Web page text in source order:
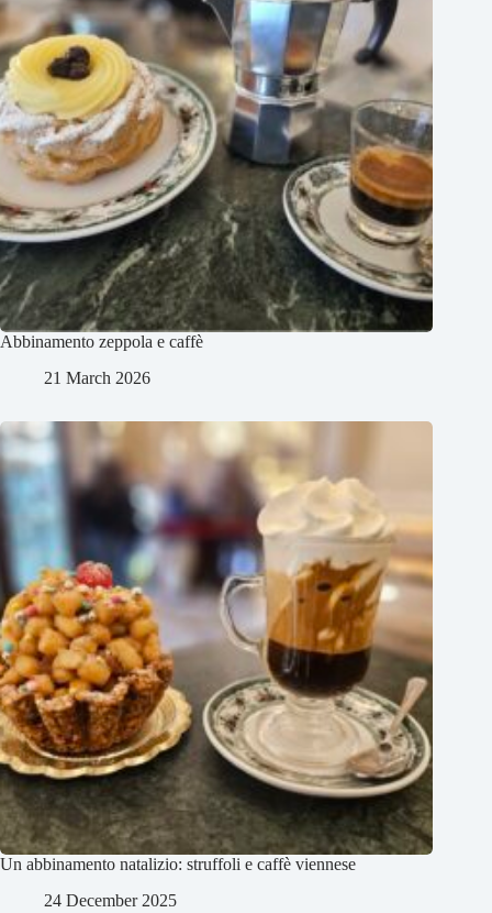
Abbinamento zeppola e caffè
21 March 2026
Un abbinamento natalizio: struffoli e caffè viennese
24 December 2025